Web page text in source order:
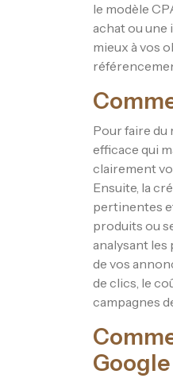
le modèle
achat ou
mieux à vos
Pour faire du
efficace qui
clairement
Ensuite, la
pertinentes
produits ou
analysant
de vos
de clics, le
campagnes
Google